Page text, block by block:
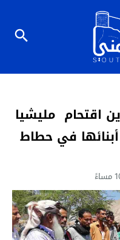
اقتحام مليشيا
أبنائها في حطاط